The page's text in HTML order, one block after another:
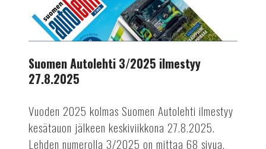
Autolehti
3/2025
ilmestyy
Suomen Autolehti 3/2025 ilmestyy
27.8.2025
Vuoden 2025 kolmas Suomen Autolehti ilmestyy
kesätauon jälkeen keskiviikkona 27.8.2025.
Lehden numerolla 3/2025 on mittaa 68 sivua.